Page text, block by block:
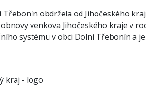
Třebonín obdržela od Jihočeského
venkova Jihočeského kraje v
systému v obci Dolní Třebonín a